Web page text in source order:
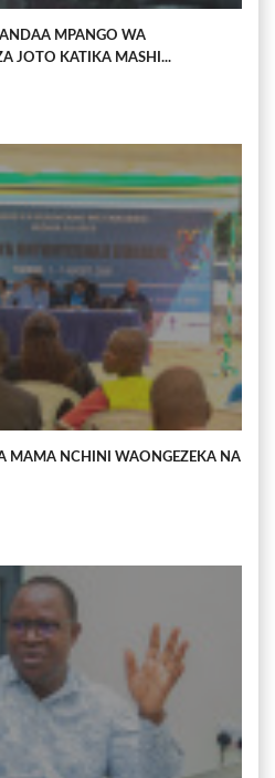
MPANGO WA
JOTO KATIKA MASHI...
MAMA NCHINI WAONGEZEKA NA